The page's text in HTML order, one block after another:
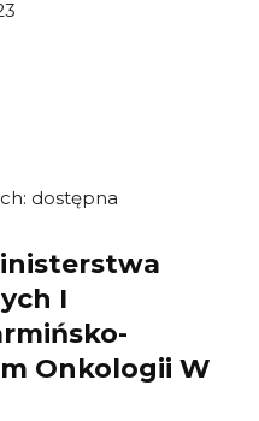
dostępna
I
Onkologii W